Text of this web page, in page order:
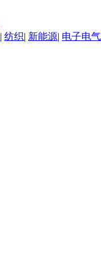
| 纺织| 新能源| 电子电气